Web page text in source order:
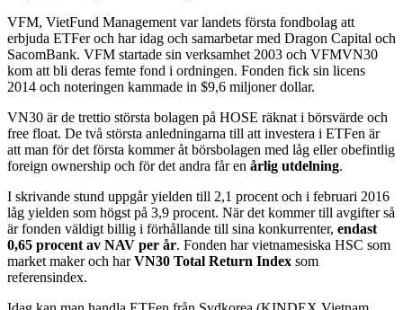
VFM, VietFund Management var landets första fondbolag att
erbjuda ETFer och har idag och samarbetar med Dragon Capital och
SacomBank. VFM startade sin verksamhet 2003 och VFMVN30
kom att bli deras femte fond i ordningen. Fonden fick sin licens
2014 och noteringen kammade in $9,6 miljoner dollar.
VN30 är de trettio största bolagen på HOSE räknat i börsvärde och
free float. De två största anledningarna till att investera i ETFen är
att man för det första kommer åt börsbolagen med låg eller obefintlig
foreign ownership och för det andra får en årlig utdelning.
I skrivande stund uppgår yielden till 2,1 procent och i februari 2016
låg yielden som högst på 3,9 procent. När det kommer till avgifter så
är fonden väldigt billig i förhållande till sina konkurrenter, endast
0,65 procent av NAV per år. Fonden har vietnamesiska HSC som
market maker och harVN30 Total Return Index som
referensindex.